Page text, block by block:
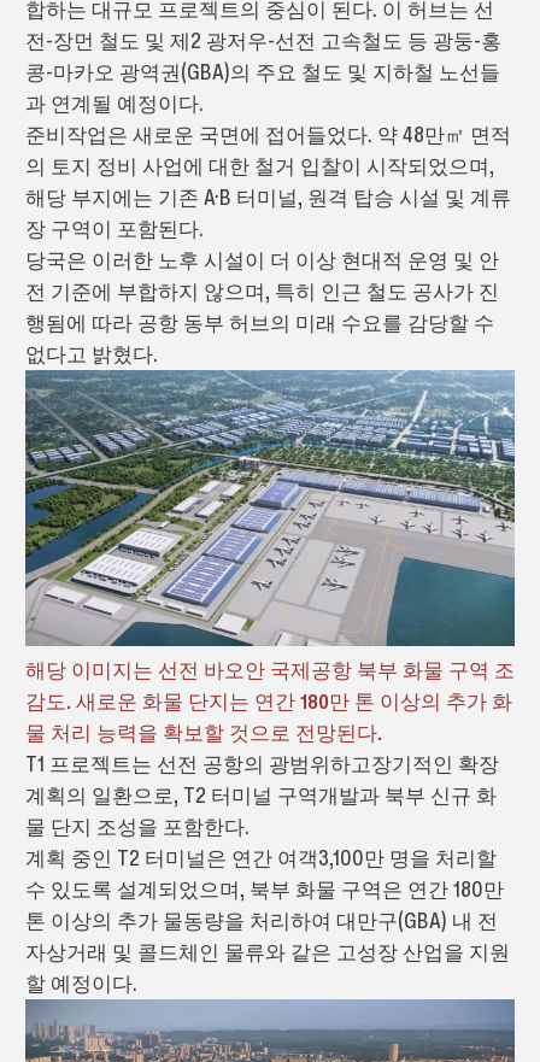
합하는 대규모 프로젝트의 중심이 된다. 이 허브는 선
전-장먼 철도 및 제2 광저우-선전 고속철도 등 광둥-홍
콩-마카오 광역권(GBA)의 주요 철도 및 지하철 노선들
과 연계될 예정이다.
준비작업은 새로운 국면에 접어들었다. 약 48만㎡ 면적
의 토지 정비 사업에 대한 철거 입찰이 시작되었으며,
해당 부지에는 기존 A·B 터미널, 원격 탑승 시설 및 계류
장 구역이 포함된다.
당국은 이러한 노후 시설이 더 이상 현대적 운영 및 안
전 기준에 부합하지 않으며, 특히 인근 철도 공사가 진
행됨에 따라 공항 동부 허브의 미래 수요를 감당할 수
없다고 밝혔다.
해당 이미지는 선전 바오안 국제공항 북부 화물 구역 조
감도. 새로운 화물 단지는 연간 180만 톤 이상의 추가 화
물 처리 능력을 확보할 것으로 전망된다.
T1 프로젝트는 선전 공항의 광범위하고장기적인 확장
계획의 일환으로, T2 터미널 구역개발과 북부 신규 화
물 단지 조성을 포함한다.
계획 중인 T2 터미널은 연간 여객3,100만 명을 처리할
수 있도록 설계되었으며, 북부 화물 구역은 연간 180만
톤 이상의 추가 물동량을 처리하여 대만구(GBA) 내 전
자상거래 및 콜드체인 물류와 같은 고성장 산업을 지원
할 예정이다.